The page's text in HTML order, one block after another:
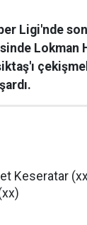
Ligi'nde
Lokman
Keseratar